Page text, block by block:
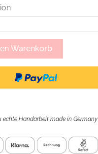
Warenkorb
echte Handarbeit made in Germany